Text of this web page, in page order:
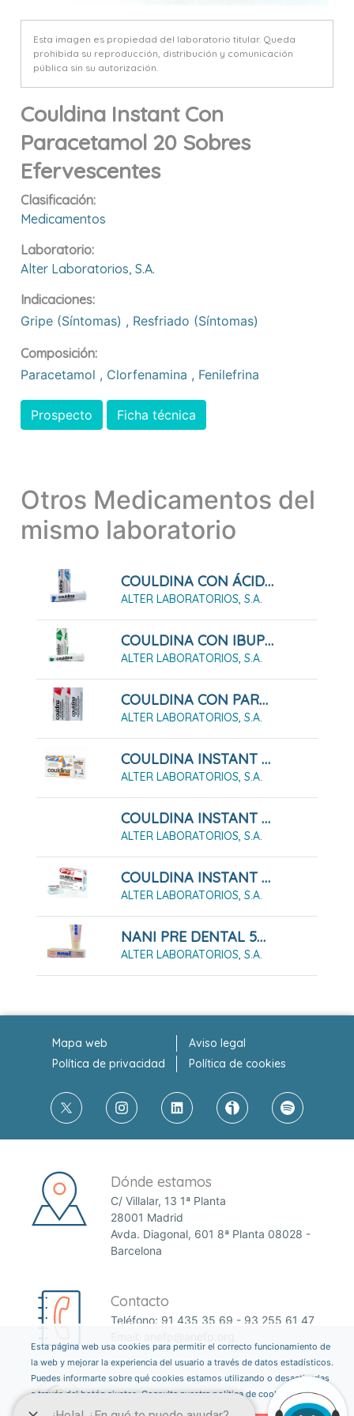
Esta imagen es propiedad del laboratorio titular. Queda
prohibida su reproducción, distribución y comunicación
pública sin su autorización.
Couldina Instant Con
Paracetamol 20 Sobres
Efervescentes
Clasificación:
Medicamentos
Laboratorio:
Alter Laboratorios, S.a.
Indicaciones:
Gripe (síntomas) , Resfriado (síntomas)
Composición:
Paracetamol , Clorfenamina , Fenilefrina
Prospecto Ficha técnica
Otros Medicamentos del
mismo laboratorio
COULDINA CON ÁCIDO ACETILSALICÍLICO 20 COMPRIMIDOS EFERVESCENTES
ALTER LABORATORIOS, S.A.
COULDINA CON IBUPROFENO 20 COMPRIMIDOS EFERVESCENTES
ALTER LABORATORIOS, S.A.
COULDINA CON PARACETAMOL 20 COMPRIMIDOS EFERVESCENTES
ALTER LABORATORIOS, S.A.
COULDINA INSTANT CON ÁCIDO ACETILSALICÍLICO 10 SOBRES EFERVESCENTES
ALTER LABORATORIOS, S.A.
COULDINA INSTANT CON ÁCIDO ACETILSALICÍLICO 20 SOBRES EFERVESCENTES
ALTER LABORATORIOS, S.A.
COULDINA INSTANT CON PARACETAMOL 10 SOBRES EFERVESCENTES
ALTER LABORATORIOS, S.A.
NANI PRE DENTAL 5% GEL 10 ML
ALTER LABORATORIOS, S.A.
Mapa web
Aviso legal
Política de privacidad
Política de cookies
Dónde estamos
C/ Villalar, 13 1ª Planta
28001 Madrid
Avda. Diagonal, 601 8ª Planta 08028 -
Barcelona
Contacto
Teléfono: 91 435 35 69 - 93 255 61 47
Esta página web usa cookies para permitir el correcto funcionamiento de
la web y mejorar la experiencia del usuario a través de datos estadísticos.
Puedes informarte sobre qué cookies estamos utilizando o desactivarlas
a través del botón ajustes. Consulta nuestra política de cookiesaquí.